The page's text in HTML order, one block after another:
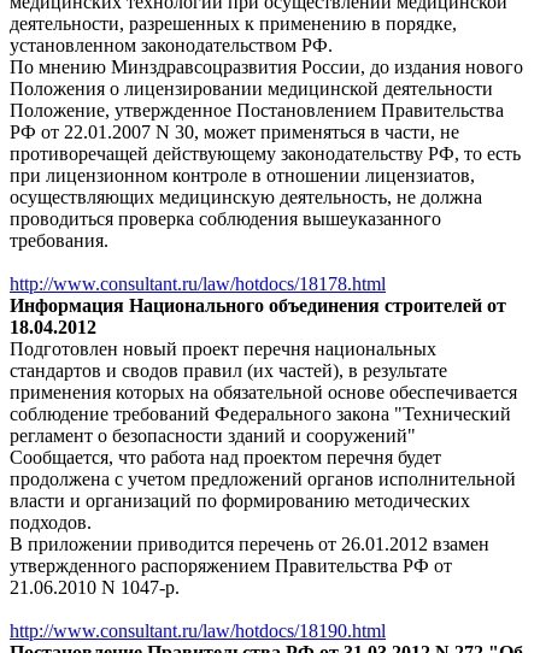
деятельности, разрешенных к применению в порядке,
установленном законодательством РФ.
По мнению Минздравсоцразвития России, до издания нового
Положения о лицензировании медицинской деятельности
Положение, утвержденное Постановлением Правительства
РФ от 22.01.2007 N 30, может применяться в части, не
противоречащей действующему законодательству РФ, то есть
при лицензионном контроле в отношении лицензиатов,
осуществляющих медицинскую деятельность, не должна
проводиться проверка соблюдения вышеуказанного
требования.
http://www.consultant.ru/law/hotdocs/18178.html
Информация Национального объединения строителей от
18.04.2012
Подготовлен новый проект перечня национальных
стандартов и сводов правил (их частей), в результате
применения которых на обязательной основе обеспечивается
соблюдение требований Федерального закона "Технический
регламент о безопасности зданий и сооружений"
Сообщается, что работа над проектом перечня будет
продолжена с учетом предложений органов исполнительной
власти и организаций по формированию методических
подходов.
В приложении приводится перечень от 26.01.2012 взамен
утвержденного распоряжением Правительства РФ от
21.06.2010 N 1047-р.
http://www.consultant.ru/law/hotdocs/18190.html